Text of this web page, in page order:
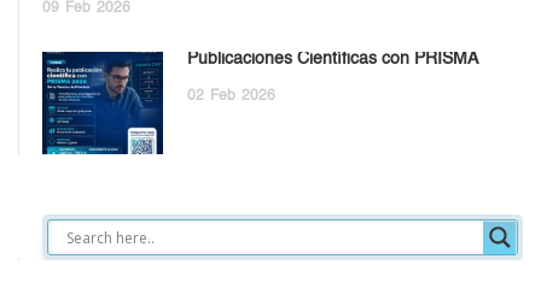
09 Feb 2026
Publicaciones Científicas con PRISMA
02 Feb 2026